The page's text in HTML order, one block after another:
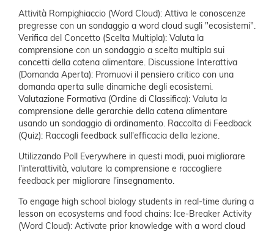
Attività Rompighiaccio (Word Cloud): Attiva le conoscenze
pregresse con un sondaggio a word cloud sugli "ecosistemi".
Verifica del Concetto (Scelta Multipla): Valuta la
comprensione con un sondaggio a scelta multipla sui
concetti della catena alimentare. Discussione Interattiva
(Domanda Aperta): Promuovi il pensiero critico con una
domanda aperta sulle dinamiche degli ecosistemi.
Valutazione Formativa (Ordine di Classifica): Valuta la
comprensione delle gerarchie della catena alimentare
usando un sondaggio di ordinamento. Raccolta di Feedback
(Quiz): Raccogli feedback sull'efficacia della lezione.
Utilizzando Poll Everywhere in questi modi, puoi migliorare
l'interattività, valutare la comprensione e raccogliere
feedback per migliorare l'insegnamento.
To engage high school biology students in real-time during a
lesson on ecosystems and food chains: Ice-Breaker Activity
(Word Cloud): Activate prior knowledge with a word cloud